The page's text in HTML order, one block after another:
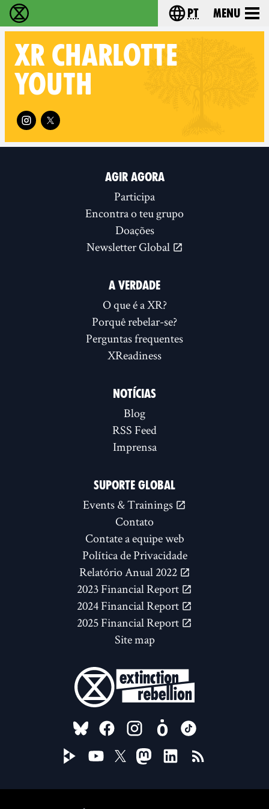
Extinction Rebellion - Home Choose your
pt Menu
XR CHARLOTTE
YOUTH
Follow XR Charlotte Youth on
AGIR AGORA
Participa
Encontra o teu grupo
Doações
Newsletter Global
A VERDADE
O que é a XR?
Porquê rebelar-se?
Perguntas frequentes
XReadiness
NOTÍCIAS
Blog
RSS Feed
Imprensa
SUPORTE GLOBAL
Events & Trainings
Contato
Contate a equipe web
Política de Privacidade
Relatório Anual 2022
2023 Financial Report
2024 Financial Report
2025 Financial Report
Site map
FOLLOW US ON